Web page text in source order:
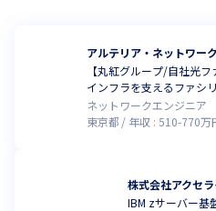
アルテリア・ネットワー
【丸紅グループ/自社光
インフラを支えるファシ
ネットワークエンジニア
東京都
年収 : 510-770万
株式会社アクセ
IBM zサーバー基